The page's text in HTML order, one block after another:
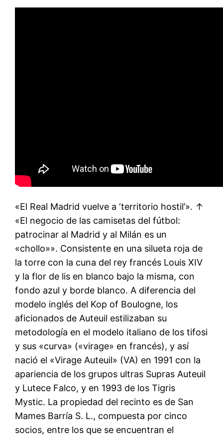
«El Real Madrid vuelve a ‘territorio hostil’». ↑
«El negocio de las camisetas del fútbol:
patrocinar al Madrid y al Milán es un
«chollo»». Consistente en una silueta roja de
la torre con la cuna del rey francés Louis XIV
y la flor de lis en blanco bajo la misma, con
fondo azul y borde blanco. A diferencia del
modelo inglés del Kop of Boulogne, los
aficionados de Auteuil estilizaban su
metodología en el modelo italiano de los tifosi
y sus «curva» («virage» en francés), y así
nació el «Virage Auteuil» (VA) en 1991 con la
apariencia de los grupos ultras Supras Auteuil
y Lutece Falco, y en 1993 de los Tigris
Mystic. La propiedad del recinto es de San
Mames Barría S. L., compuesta por cinco
socios, entre los que se encuentran el